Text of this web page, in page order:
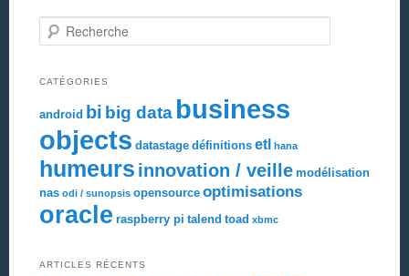
Recherche
CATÉGORIES
android bi big data business
objects datastage définitions etl hana
humeurs innovation / veille modélisation
nas odi / sunopsis opensource optimisations
oracle raspberry pi talend toad xbmc
ARTICLES RÉCENTS